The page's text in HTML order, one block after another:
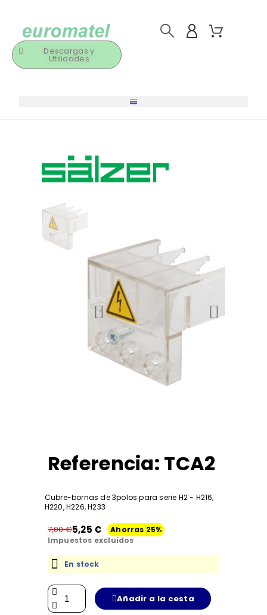
Descargas y
Utilidades
Referencia: TCA2
Cubre-bornas de 3polos para serie H2 - H216,
H220, H226, H233
7,00 €5,25 €
Ahorras 25%
Impuestos excluidos
En stock
Añadir a la cesta